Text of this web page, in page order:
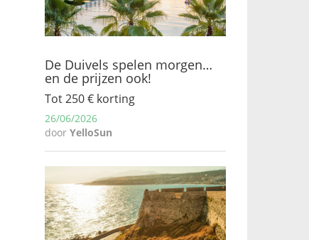
De Duivels spelen morgen…
en de prijzen ook!
Tot 250 € korting
26/06/2026
door YelloSun